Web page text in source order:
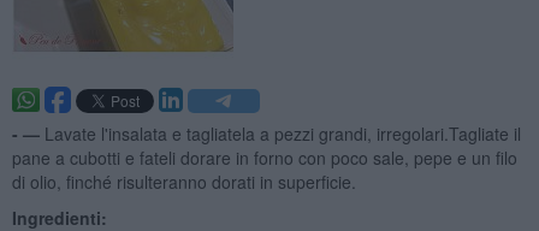
- — Lavate l'insalata e tagliatela a pezzi grandi, irregolari.Tagliate il
pane a cubotti e fateli dorare in forno con poco sale, pepe e un filo
di olio, finché risulteranno dorati in superficie.
Ingredienti: